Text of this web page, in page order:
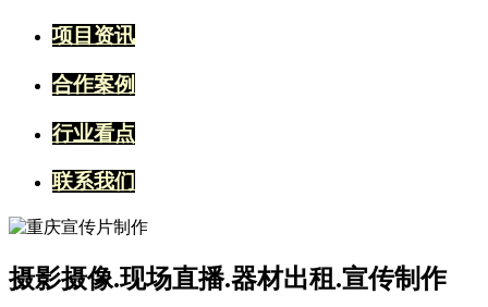
项目资讯
合作案例
行业看点
联系我们
摄影摄像.现场直播.器材出租.宣传制作